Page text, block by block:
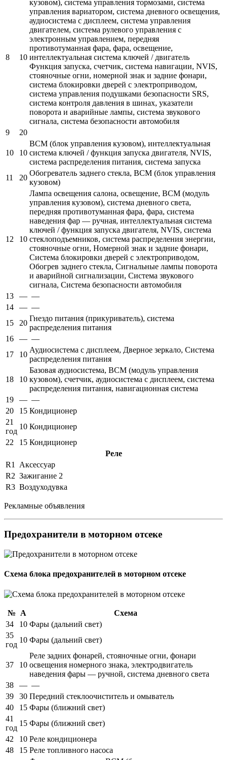
8 10
кузовом), система управления тормозами, система
управления вариатором, система дневного освещения,
аудиосистема с дисплеем, система управления
двигателем, система рулевого управления с
электронным управлением, передняя
противотуманная фара, фара, освещение,
интеллектуальная система ключей / двигатель
Функция запуска, счетчик, система навигации, NVIS,
стояночные огни, номерной знак и задние фонари,
система блокировки дверей с электроприводом,
система управления подушками безопасности SRS,
система контроля давления в шинах, указатели
поворота и аварийные лампы, система звукового
сигнала, система безопасности автомобиля
9
20
10 10
BCM (блок управления кузовом), интеллектуальная
система ключей / функция запуска двигателя, NVIS,
система распределения питания, система запуска
11
20
Обогреватель заднего стекла, BCM (блок управления
кузовом)
12 10
Лампа освещения салона, освещение, BCM (модуль
управления кузовом), система дневного света,
передняя противотуманная фара, фара, система
наведения фар — ручная, интеллектуальная система
ключей / функция запуска двигателя, NVIS, система
стеклоподъемников, система распределения энергии,
стояночные огни, Номерной знак и задние фонари,
Система блокировки дверей с электроприводом,
Обогрев заднего стекла, Сигнальные лампы поворота
и аварийной сигнализации, Система звукового
сигнала, Система безопасности автомобиля
13
— —
14
— —
15
20
Гнездо питания (прикуриватель), система
распределения питания
16
— —
17
10
Аудиосистема с дисплеем, Дверное зеркало, Система
распределения питания
18 10
Базовая аудиосистема, BCM (модуль управления
кузовом), счетчик, аудиосистема с дисплеем, система
распределения питания, навигационная система
19
— —
20
15 Кондиционер
21
год
10 Кондиционер
22
15 Кондиционер
Реле
R1
Аксессуар
R2 Зажигание 2
R3 Воздуходувка
Рекламные объявления
Предохранители в моторном отсеке
Схема блока предохранителей в моторном отсеке
№ А
Схема
34
10 Фары (дальний свет)
35
год
10 Фары (дальний свет)
37 10
Реле задних фонарей, стояночные огни, фонари
освещения номерного знака, электродвигатель
наведения фары — ручной, система дневного света
38
— —
39
30 Передний стеклоочиститель и омыватель
40
15 Фары (ближний свет)
41
год
15 Фары (ближний свет)
42
10 Реле кондиционера
48
15 Реле топливного насоса